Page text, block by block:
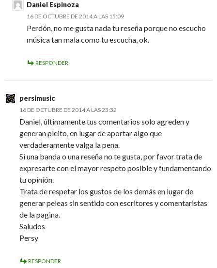
Daniel Espinoza
16 DE OCTUBRE DE 2014 A LAS 15:09
Perdón, no me gusta nada tu reseña porque no escucho
música tan mala como tu escucha, ok.
RESPONDER
persimusic
16 DE OCTUBRE DE 2014 A LAS 23:32
Daniel, últimamente tus comentarios solo agreden y
generan pleito, en lugar de aportar algo que
verdaderamente valga la pena.
Si una banda o una reseña no te gusta, por favor trata de
expresarte con el mayor respeto posible y fundamentando
tu opinión.
Trata de respetar los gustos de los demás en lugar de
generar peleas sin sentido con escritores y comentaristas
de la pagina.
Saludos
Persy
RESPONDER